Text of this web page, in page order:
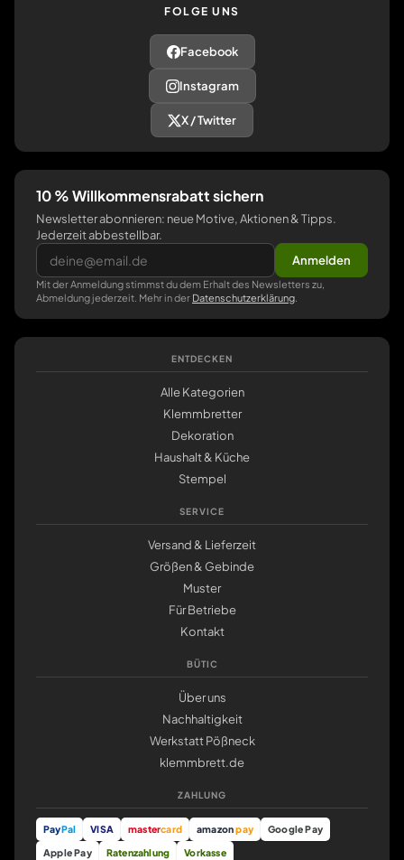
FOLGE UNS
Facebook
Instagram
X / Twitter
10 % Willkommensrabatt sichern
Newsletter abonnieren: neue Motive, Aktionen & Tipps.
Jederzeit abbestellbar.
Anmelden
Mit der Anmeldung stimmst du dem Erhalt des Newsletters zu,
Abmeldung jederzeit. Mehr in der Datenschutzerklärung
ENTDECKEN
Alle Kategorien
Klemmbretter
Dekoration
Haushalt & Küche
Stempel
SERVICE
Versand & Lieferzeit
Größen & Gebinde
Muster
Für Betriebe
Kontakt
BÜTIC
Über uns
Nachhaltigkeit
Werkstatt Pößneck
klemmbrett.de
ZAHLUNG
PayPal VISA mastercard amazonpay
Google Pay
Apple Pay
Ratenzahlung Vorkasse